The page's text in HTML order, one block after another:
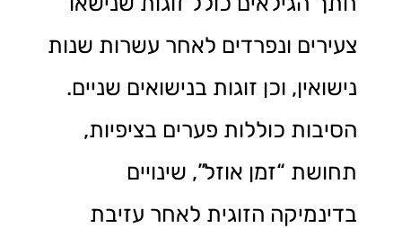
צעירים ונפרדים לאחר עשרות שנות
נישואין, וכן זוגות בנישואים שניים.
הסיבות כוללות פערים בציפיות,
תחושת “זמן אוזל”, שינויים
בדינמיקה הזוגית לאחר עזיבת